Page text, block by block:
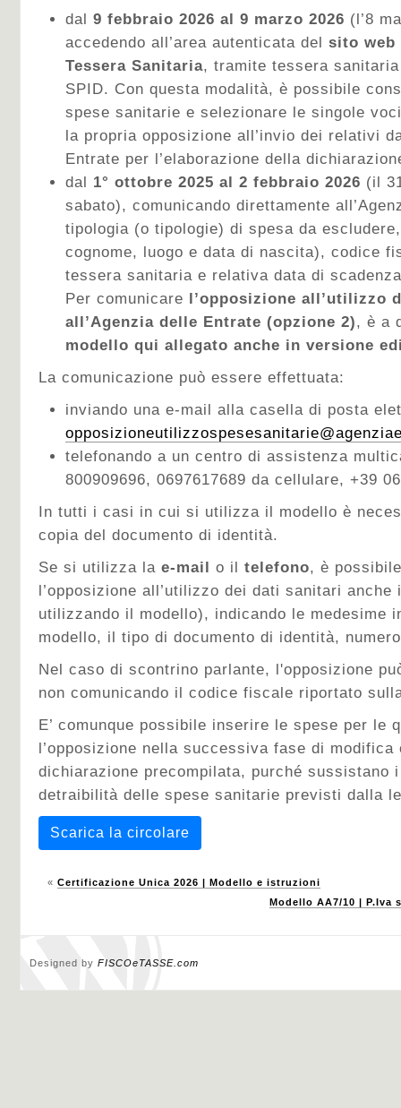
dal 9 febbraio 2026 al 9 marzo 2026 (l’8
accedendo all’area autenticata del sito web
Tessera Sanitaria, tramite tessera
SPID. Con questa modalità, è possibile
spese sanitarie e selezionare le singole
la propria opposizione all’invio dei relativi
Entrate per l’elaborazione della
dal 1° ottobre 2025 al 2 febbraio 2026 (il
sabato), comunicando direttamente
tipologia (o tipologie) di spesa da
cognome, luogo e data di nascita), codice
tessera sanitaria e relativa data di
Per comunicare l’opposizione all’utilizzo
all’Agenzia delle Entrate (opzione 2), è a
modello qui allegato anche in versione
La comunicazione può essere effettuata:
inviando una e-mail alla casella di posta
telefonando a un centro di assistenza
800909696, 0697617689 da cellulare, +39
In tutti i casi in cui si utilizza il modello è
copia del documento di identità.
Se si utilizza la e-mail o il telefono, è
l’opposizione all’utilizzo dei dati sanitari
utilizzando il modello), indicando le medesime
modello, il tipo di documento di identità,
Nel caso di scontrino parlante, l'opposizione
non comunicando il codice fiscale riportato
E’ comunque possibile inserire le spese per le
l’opposizione nella successiva fase di
dichiarazione precompilata, purché sussistano
detraibilità delle spese sanitarie previsti dalla
Scarica la circolare
« Certificazione Unica 2026 | Modello e istruzioni
Modello AA7/10 |
Designed by FISCOeTASSE.com